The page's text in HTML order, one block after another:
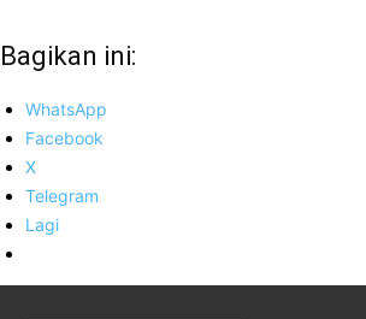
Bagikan ini:
WhatsApp
Facebook
X
Telegram
Lagi